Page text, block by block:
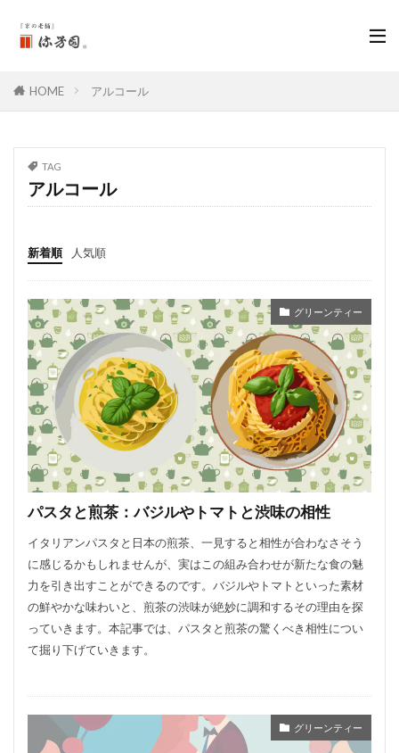
HOME アルコール
TAG
アルコール
新着順 人気順
グリーンティー
パスタと煎茶：バジルやトマトと渋味の相性
イタリアンパスタと日本の煎茶、一見すると相性が合わなさそう
に感じるかもしれませんが、実はこの組み合わせが新たな食の魅
力を引き出すことができるのです。バジルやトマトといった素材
の鮮やかな味わいと、煎茶の渋味が絶妙に調和するその理由を探
っていきます。本記事では、パスタと煎茶の驚くべき相性につい
て掘り下げていきます。
グリーンティー